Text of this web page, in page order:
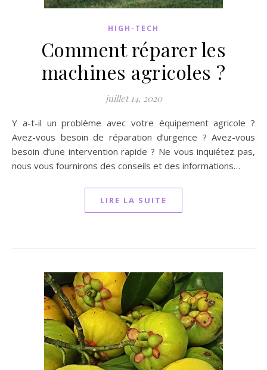
HIGH-TECH
Comment réparer les
machines agricoles ?
juillet 14, 2020
Y a-t-il un problème avec votre équipement agricole ?
Avez-vous besoin de réparation d’urgence ? Avez-vous
besoin d’une intervention rapide ? Ne vous inquiétez pas,
nous vous fournirons des conseils et des informations…
LIRE LA SUITE